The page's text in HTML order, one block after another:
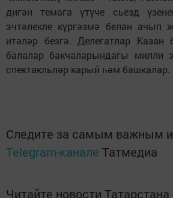
дигән темага үтүче сьезд
эчтәлекле күргәзмә белән ачып
итәләр безгә. Делегатлар Казан
балалар бакчаларындагы милли
спектакльләр карый һәм башкалар.
Следите за самым важным
Telegram-канале Татмедиа
Читайте новости Татарстана